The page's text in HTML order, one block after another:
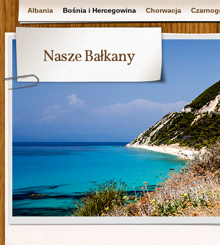
Albania Bośnia i Hercegowina Chorwacja
Nasze Bałkany